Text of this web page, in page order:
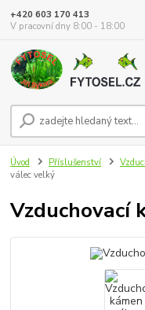
+420 603 170 413
V pracovní dny 8:00 - 18:00
Úvod Příslušenství
válec velký
Vzduchovací